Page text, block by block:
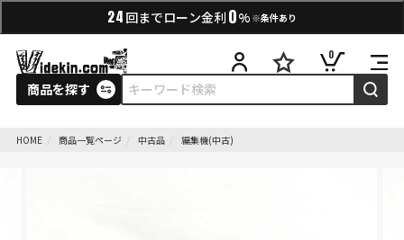
24 回までローン金利 0% ※条件あり
商品を探す
0
HOME 商品一覧ページ 中古品 編集機(中古)